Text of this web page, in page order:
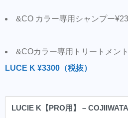
&CO カラー専用シャンプー
&COカラー専用トリートメン
LUCE K ¥3300（税抜）
LUCIE K【PRO用】 –